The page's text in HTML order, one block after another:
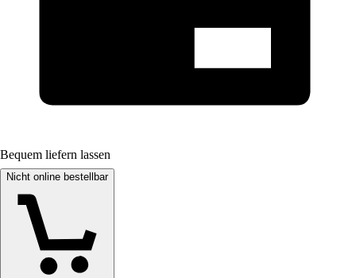
Bequem liefern lassen
Nicht online bestellbar